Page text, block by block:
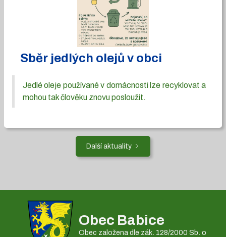
Sběr jedlých olejů v obci
Jedlé oleje používané v domácnosti lze recyklovat a
mohou tak člověku znovu posloužit.
Další aktuality
Obec Babice
Obec založena dle zák. 128/2000 Sb. o